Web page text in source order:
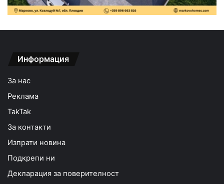
Информация
За нас
Реклама
TakTak
За контакти
Изпрати новина
Подкрепи ни
Декларация за поверителност